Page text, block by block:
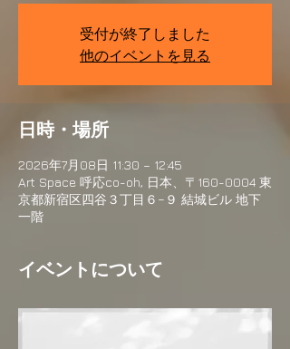
受付が終了しました
他のイベントを見る
日時・場所
2026年7月08日 11:30 – 12:45
Art Space 呼応co-oh, 日本、〒160-0004 東
京都新宿区四谷３丁目６−９ 結城ビル 地下
一階
イベントについて